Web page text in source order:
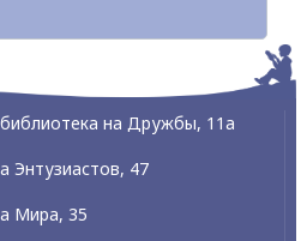
на Дружбы, 11а
Энтузиастов, 47
Мира, 35